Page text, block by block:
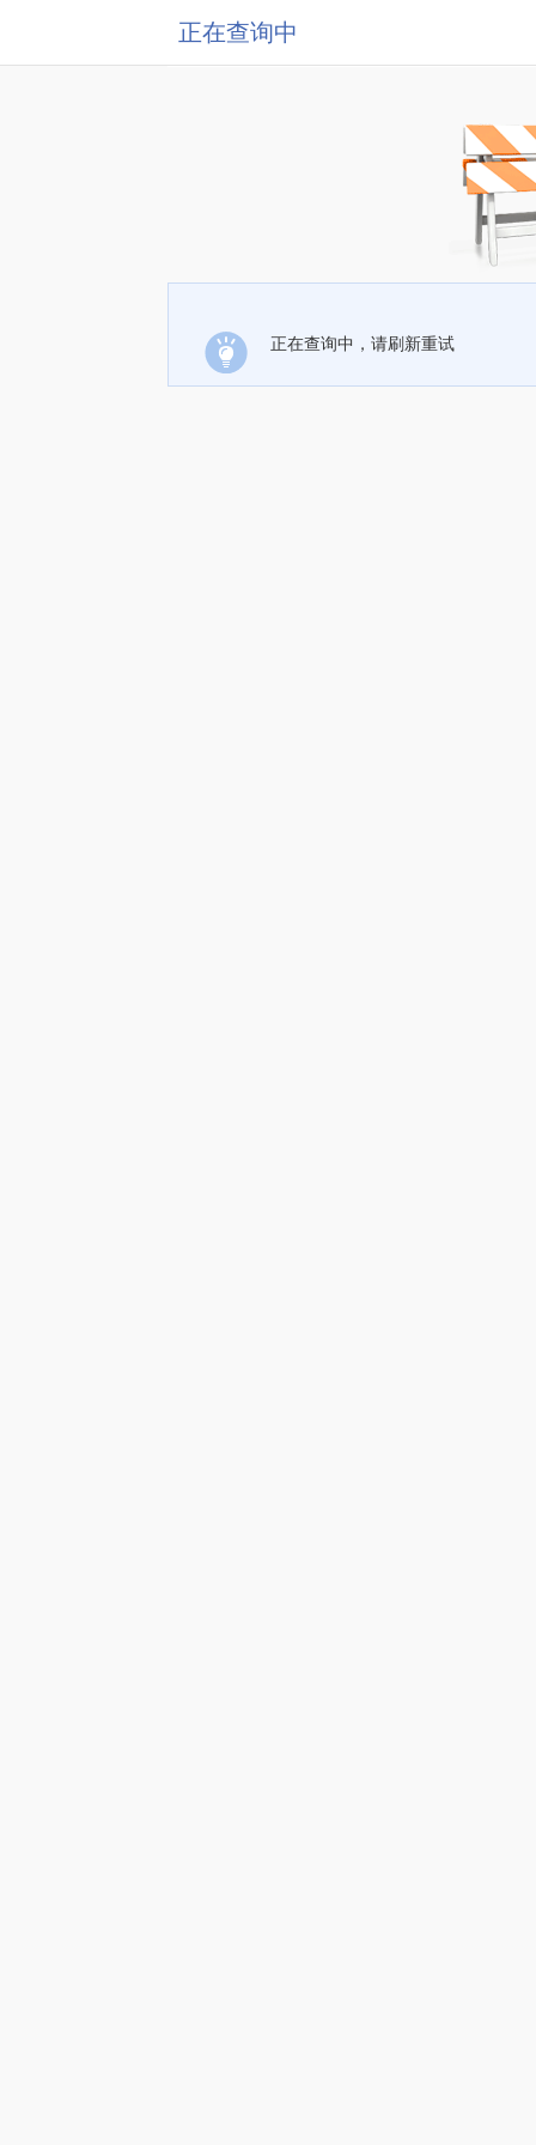
正在查询中
正在查询中，请刷新重试